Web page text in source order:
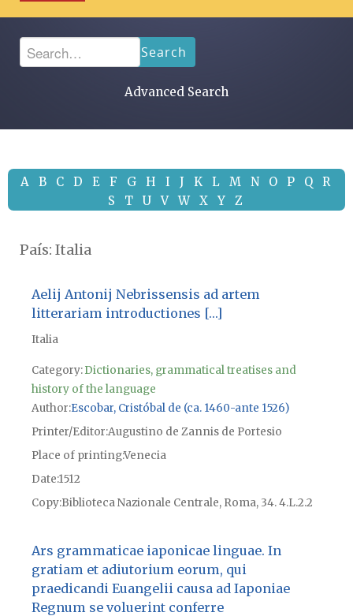
Search
Advanced Search
A B C D E F G H I J K L M N O P Q
R
S
T U V W X Y Z
País: Italia
Aelij Antonij Nebrissensis ad artem
litterariam introductiones […]
Italia
Category:Dictionaries, grammatical treatises and
history of the language
Author Escobar, Cristóbal de (ca. 1460-ante 1526)
Printer/Editor Augustino de Zannis de Portesio
Place of printingVenecia
Date1512
CopyBiblioteca Nazionale Centrale, Roma, 34. 4.L.2.2
Ars grammaticae iaponicae linguae. In
gratiam et adiutorium eorum, qui
praedicandi Euangelii causa ad Iaponiae
Regnum se voluerint conferre